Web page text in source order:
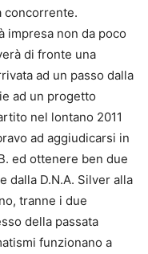
concorrente.
impresa non da poco
di fronte una
ad un passo dalla
ad un progetto
nel lontano 2011
ad aggiudicarsi in
ed ottenere ben due
dalla D.N.A. Silver alla
tranne i due
della passata
funzionano a